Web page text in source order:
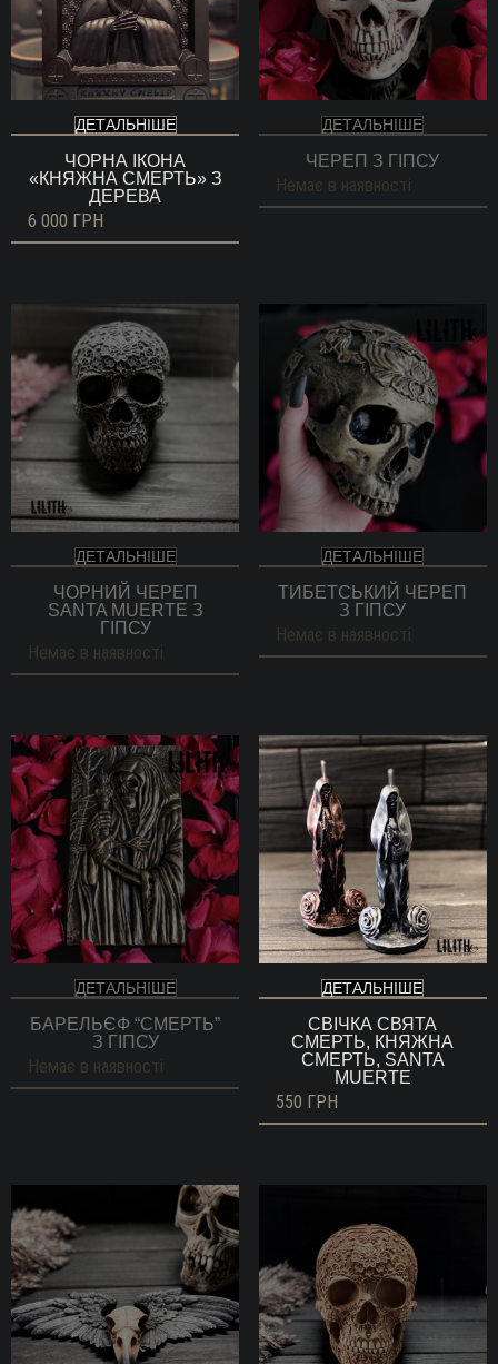
ДЕТАЛЬНІШЕ
ЧОРНА ІКОНА
«КНЯЖНА СМЕРТЬ» З
ДЕРЕВА
6 000 ГРН
ДЕТАЛЬНІШЕ
ЧЕРЕП З ГІПСУ
Немає в наявності
ДЕТАЛЬНІШЕ
ЧОРНИЙ ЧЕРЕП
SANTA MUERTE З
ГІПСУ
Немає в наявності
ДЕТАЛЬНІШЕ
ТИБЕТСЬКИЙ ЧЕРЕП
З ГІПСУ
Немає в наявності
ДЕТАЛЬНІШЕ
БАРЕЛЬЄФ “СМЕРТЬ”
З ГІПСУ
Немає в наявності
ДЕТАЛЬНІШЕ
СВІЧКА СВЯТА
СМЕРТЬ, КНЯЖНА
СМЕРТЬ, SANTA
MUERTE
550 ГРН